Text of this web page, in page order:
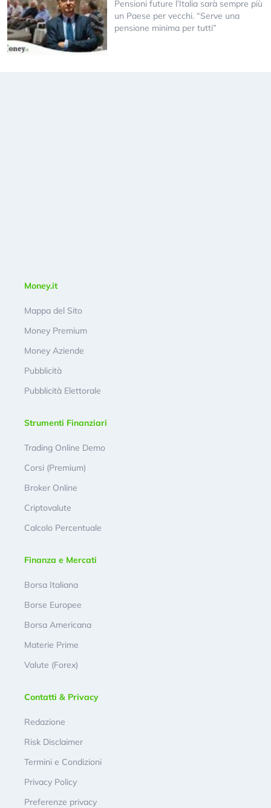
Pensioni future l’Italia sarà sempre più
un Paese per vecchi. “Serve una
pensione minima per tutti”
Money.it
Mappa del Sito
Money Premium
Money Aziende
Pubblicità
Pubblicità Elettorale
Strumenti Finanziari
Trading Online Demo
Corsi (Premium)
Broker Online
Criptovalute
Calcolo Percentuale
Finanza e Mercati
Borsa Italiana
Borse Europee
Borsa Americana
Materie Prime
Valute (Forex)
Contatti & Privacy
Redazione
Risk Disclaimer
Termini e Condizioni
Privacy Policy
Preferenze privacy